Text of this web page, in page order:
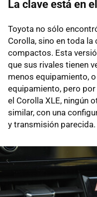
La clave está en
Toyota no sólo
Corolla, sino en toda
compactos. Esta
que sus rivales tienen
menos equipamiento,
equipamiento, pero
el Corolla XLE, ningún
similar, con una
y transmisión parecida.